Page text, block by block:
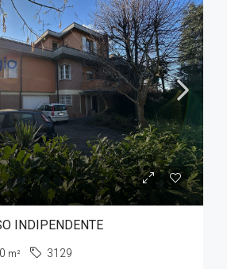
INDIPENDENTE
m² 3129